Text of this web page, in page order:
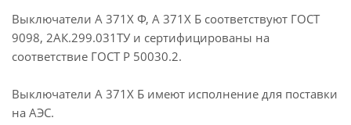
Выключатели А 371Х Ф, А 371Х Б соответствуют ГОСТ
9098, 2АК.299.031ТУ и сертифицированы на
соответствие ГОСТ Р 50030.2.
Выключатели А 371X Б имеют исполнение для поставки
на АЭС.